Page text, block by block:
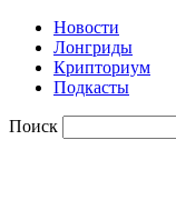
Новости
Лонгриды
Крипториум
Подкасты
Поиск